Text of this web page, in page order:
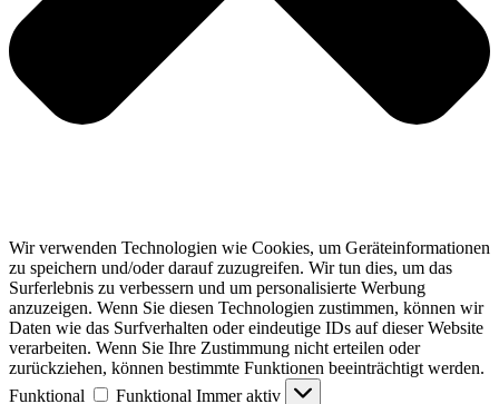
Wir verwenden Technologien wie Cookies, um Geräteinformationen
zu speichern und/oder darauf zuzugreifen. Wir tun dies, um das
Surferlebnis zu verbessern und um personalisierte Werbung
anzuzeigen. Wenn Sie diesen Technologien zustimmen, können wir
Daten wie das Surfverhalten oder eindeutige IDs auf dieser Website
verarbeiten. Wenn Sie Ihre Zustimmung nicht erteilen oder
zurückziehen, können bestimmte Funktionen beeinträchtigt werden.
Funktional
Funktional Immer aktiv